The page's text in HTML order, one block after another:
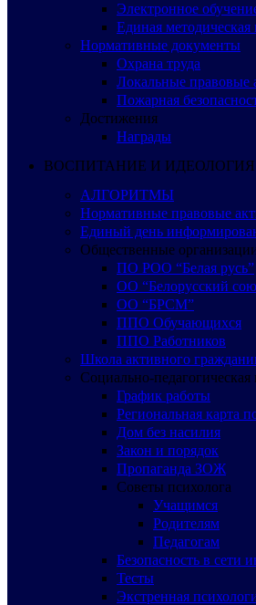
Электронное
Единая методическая
Нормативные документы
Охрана труда
Локальные правовые
Пожарная
Достижения
Награды
ВОСПИТАНИЕ И ИДЕОЛОГИЯ
АЛГОРИТМЫ
Нормативные правовые
Единый день
Общественные
ПО РОО “Белая русь”
ОО “Белорусский
ОО “БРСМ”
ППО Обучающихся
ППО Работников
Школа активного
Социально-
График работы
Региональная карта
Дом без насилия
Закон и порядок
Пропаганда ЗОЖ
Советы психолога
Учащимся
Родителям
Педагогам
Безопасность в сети
Тесты
Экстренная